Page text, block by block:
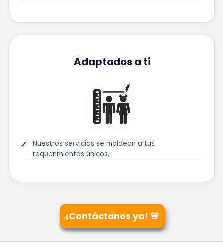
Adaptados a ti
Nuestros servicios se moldean a tus
requerimientos únicos.
¡Contáctanos ya! 🚨